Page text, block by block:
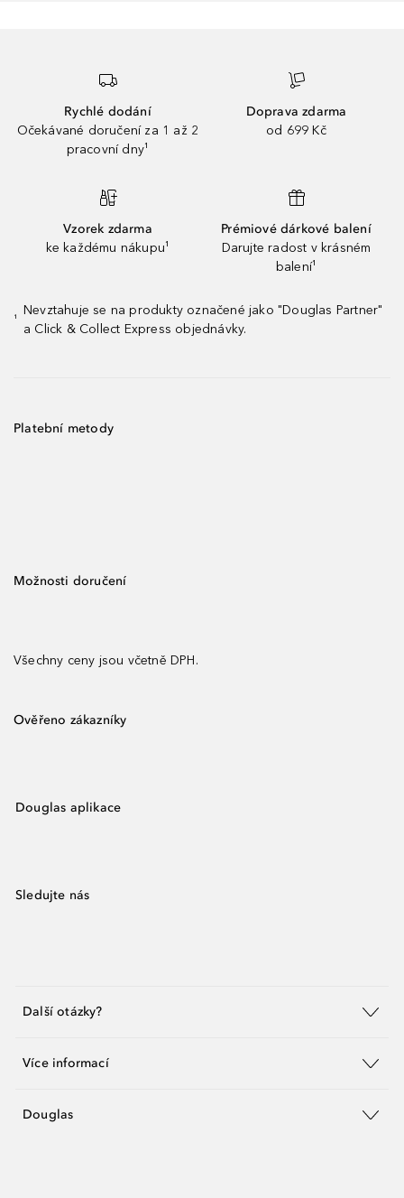
Rychlé dodání
Očekávané doručení za 1 až 2
pracovní dny¹
Doprava zdarma
od 699 Kč
Vzorek zdarma
ke každému nákupu¹
Prémiové dárkové balení
Darujte radost v krásném
balení¹
¹
Nevztahuje se na produkty označené jako "Douglas Partner"
a Click & Collect Express objednávky.
Platební metody
Možnosti doručení
Všechny ceny jsou včetně DPH.
Ověřeno zákazníky
Douglas aplikace
Sledujte nás
Další otázky?
Více informací
Douglas